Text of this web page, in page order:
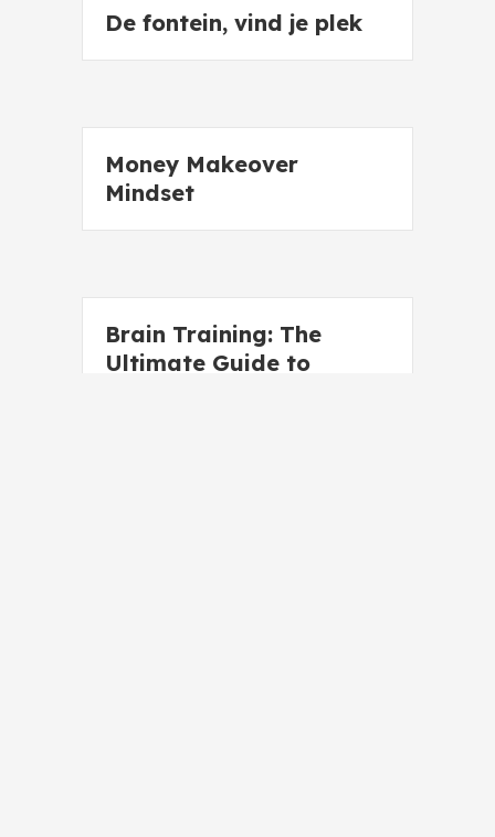
De fontein, vind je plek
Money Makeover
Mindset
Brain Training: The
Ultimate Guide to